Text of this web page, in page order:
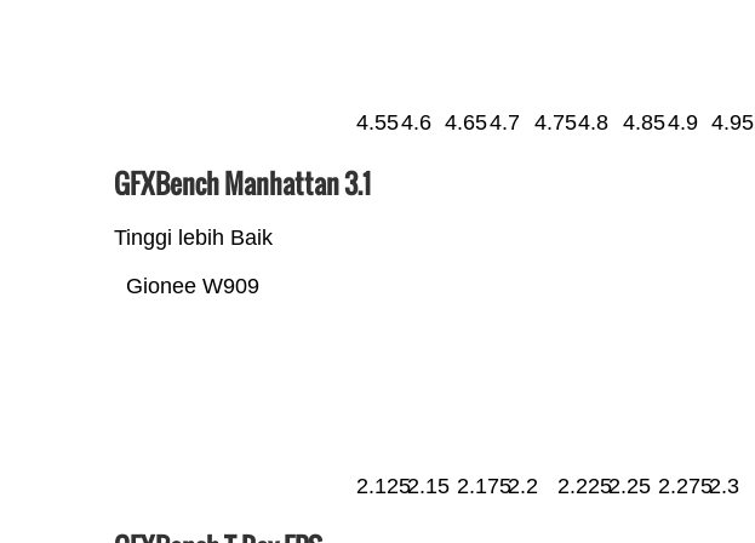
4.554.6 4.654.7 4.754.8 4.854.9 4.95
GFXBench Manhattan 3.1
Tinggi lebih Baik
Gionee W909
2.1252.15 2.1752.2 2.2252.25 2.2752.3